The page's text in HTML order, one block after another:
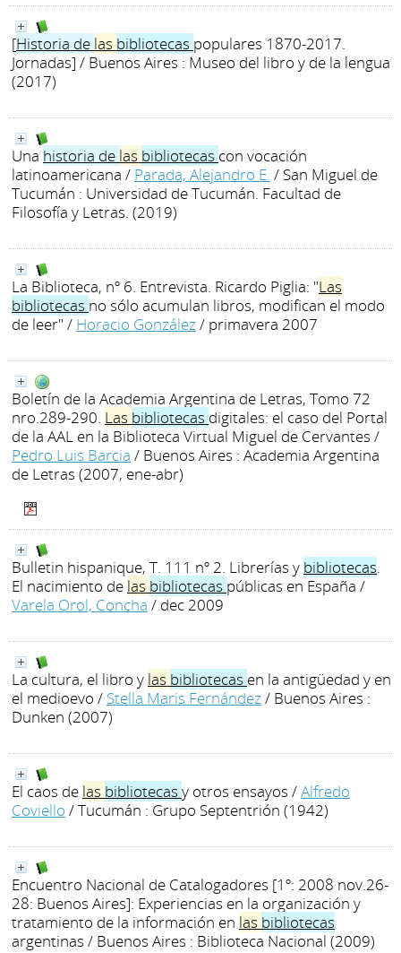
[Historia de las bibliotecas populares 1870-2017.
Jornadas] / Buenos Aires : Museo del libro y de la lengua
(2017)
Una historia de las bibliotecas con vocación
latinoamericana / Parada, Alejandro E. / San Miguel de
Tucumán : Universidad de Tucumán. Facultad de
Filosofía y Letras. (2019)
La Biblioteca, nº 6. Entrevista. Ricardo Piglia: "Las
bibliotecas no sólo acumulan libros, modifican el modo
de leer" / Horacio González/ primavera 2007
Boletín de la Academia Argentina de Letras, Tomo 72
nro.289-290. Las bibliotecas digitales: el caso del Portal
de la AAL en la Biblioteca Virtual Miguel de Cervantes /
Pedro Luis Barcia / Buenos Aires : Academia Argentina
de Letras (2007, ene-abr)
Bulletin hispanique, T. 111 nº 2. Librerías y bibliotecas.
El nacimiento de las bibliotecas públicas en España /
Varela Orol, Concha / dec 2009
La cultura, el libro y las bibliotecas en la antigüedad y en
el medioevo / Stella Maris Fernández/ Buenos Aires :
Dunken (2007)
El caos de las bibliotecas y otros ensayos /Alfredo
Coviello / Tucumán : Grupo Septentrión (1942)
Encuentro Nacional de Catalogadores [1º: 2008 nov.26-
28: Buenos Aires]: Experiencias en la organización y
tratamiento de la información en las bibliotecas
argentinas / Buenos Aires : Biblioteca Nacional (2009)